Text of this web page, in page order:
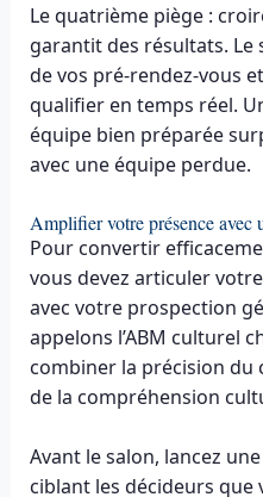
Le quatrième piège :
garantit des résultats. Le
de vos pré-rendez-vous
qualifier en temps réel.
équipe bien préparée
avec une équipe perdue.
Amplifier votre présence avec
Pour convertir
vous devez articuler
avec votre prospection
appelons l’ABM culturel
combiner la précision du
de la compréhension
Avant le salon, lancez
ciblant les décideurs que